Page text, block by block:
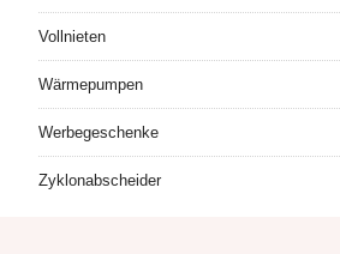
Vollnieten
Wärmepumpen
Werbegeschenke
Zyklonabscheider